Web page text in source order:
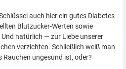
auch hier ein gutes Diabetes
Blutzucker-Werten sowie
natürlich — zur Liebe unserer
verzichten. Schließlich weiß man
ungesund ist, oder?